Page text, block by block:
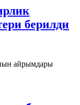
берилди